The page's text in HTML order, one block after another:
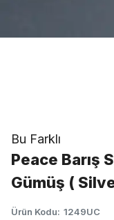
Bu Farklı
Peace Barış
Gümüş (
Ürün Kodu: 1249UC